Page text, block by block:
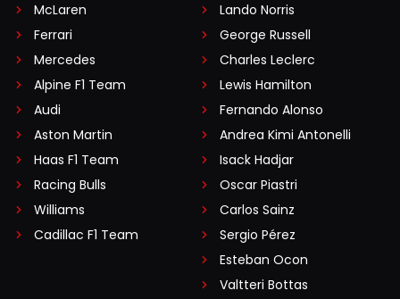
McLaren
Ferrari
Mercedes
Alpine F1 Team
Audi
Aston Martin
Haas F1 Team
Racing Bulls
Williams
Cadillac F1 Team
Lando Norris
George Russell
Charles Leclerc
Lewis Hamilton
Fernando Alonso
Andrea Kimi Antonelli
Isack Hadjar
Oscar Piastri
Carlos Sainz
Sergio Pérez
Esteban Ocon
Valtteri Bottas